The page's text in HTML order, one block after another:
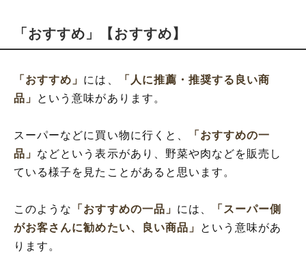
「おすすめ」【おすすめ】
「おすすめ」 には、
「人に推薦・推奨する良い商
品」
という意味があります。
スーパーなどに買い物に行くと、
「おすすめの一
品」 などという表示があり、野菜や肉などを販売し
ている様子を見たことがあると思います。
このような 「おすすめの一品」 には、
「スーパー側
がお客さんに勧めたい、良い商品」
という意味があ
ります。